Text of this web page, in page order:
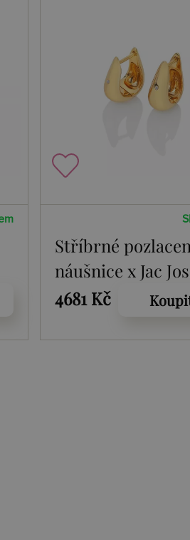
Stříbrné
náušnice x Jac
Soul DE661
4681 Kč